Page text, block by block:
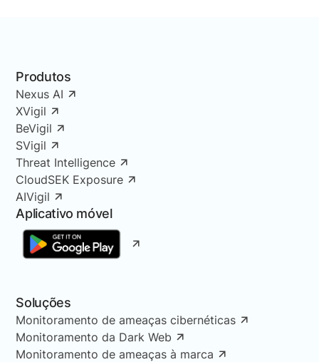
Produtos
Nexus AI
XVigil
BeVigil
SVigil
Threat Intelligence
CloudSEK Exposure
AIVigil
Aplicativo móvel
Soluções
Monitoramento de ameaças cibernéticas
Monitoramento da Dark Web
Monitoramento de ameaças à marca